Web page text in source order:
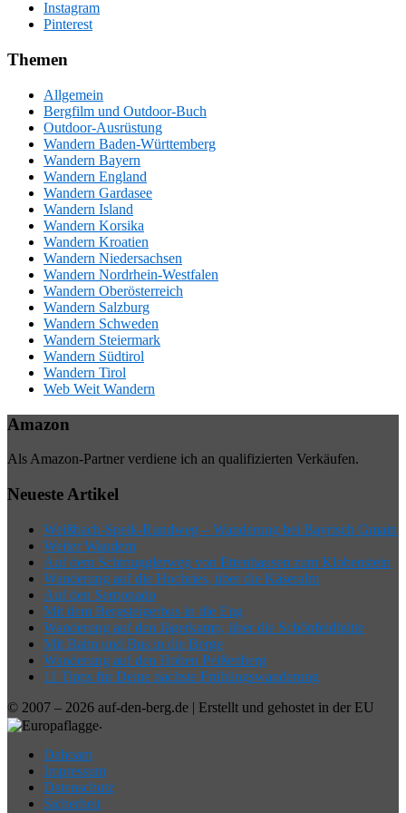
Instagram
Pinterest
Themen
Allgemein
Bergfilm und Outdoor-Buch
Outdoor-Ausrüstung
Wandern Baden-Württemberg
Wandern Bayern
Wandern England
Wandern Gardasee
Wandern Island
Wandern Korsika
Wandern Kroatien
Wandern Niedersachsen
Wandern Nordrhein-Westfalen
Wandern Oberösterreich
Wandern Salzburg
Wandern Schweden
Wandern Steiermark
Wandern Südtirol
Wandern Tirol
Web Weit Wandern
Amazon
Als Amazon-Partner verdiene ich an qualifizierten Verkäufen.
Neueste Artikel
Weißbach-Speik-Rundweg – Wanderung bei Bayrisch Gmain
Weiter Wandern
Auf dem Schmugglerweg von Ettenhausen zum Klobenstein
Wanderung auf die Hochries, über die Käseralm
Auf den Serponado
Mit dem Bergsteigerbus in die Eng
Wanderung auf den Jägerkamp, über die Schönfeldhütte
Mit Bahn und Bus in die Berge
Wanderung auf den Hohen Peißenberg
11 Tipps für Deine nächste Frühlingswanderung
© 2007 – 2026 auf-den-berg.de | Erstellt und gehostet in der EU
.
Dahoam
Impressum
Datenschutz
Sicherheit